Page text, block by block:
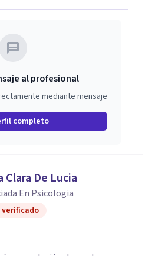
al profesional
mediante mensaje
completo
Clara De Lucia
En Psicologia
verificado